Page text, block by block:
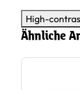
High-
Ähnliche